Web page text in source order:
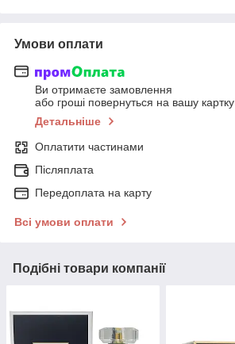
Умови оплати
Ви отримаєте замовлення
або гроші повернуться на вашу картку
Детальніше
Оплатити частинами
Післяплата
Передоплата на карту
Всі умови оплати
Подібні товари компанії